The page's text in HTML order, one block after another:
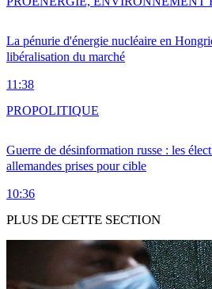
La pénurie d'énergie nucléaire en
libéralisation du marché
11:38
Guerre de désinformation russe : les
allemandes prises pour cible
10:36
PROPOLITIQUE
PLUS DE CETTE SECTION